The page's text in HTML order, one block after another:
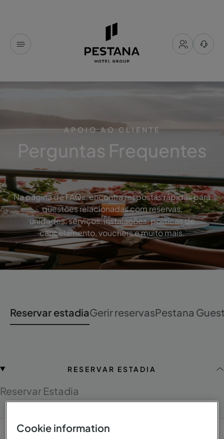
APOIO AO CLIENTE
Perguntas Frequentes
Na página de FAQs, encontra respostas rápidas para
questões relacionadas com reservas,
unidades, serviços, instalações, políticas de
cancelamento, vouchers e muito mais.
Reservar estadiaGerir reservasPestana
RESERVAR ESTADIA
Reservar Estadia
Cookie information